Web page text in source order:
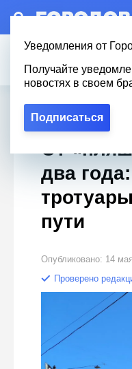
Уведомления от
Получайте
новостях в своем
Подписаться
Городовой Новости
От
два
пути
Опубликовано: 14
Проверено